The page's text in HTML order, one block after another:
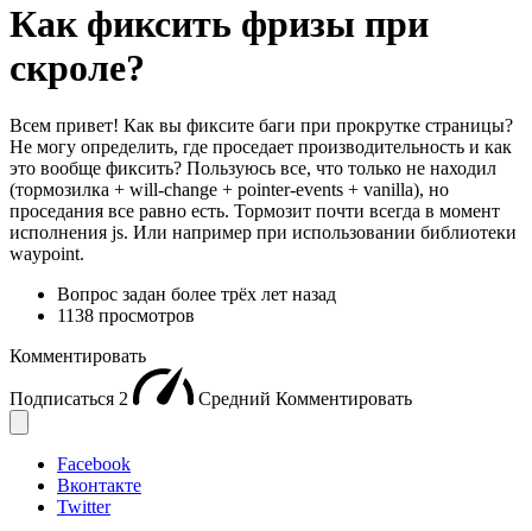
Как фиксить фризы при
скроле?
Всем привет! Как вы фиксите баги при прокрутке страницы?
Не могу определить, где проседает производительность и как
это вообще фиксить? Пользуюсь все, что только не находил
(тормозилка + will-change + pointer-events + vanilla), но
проседания все равно есть. Тормозит почти всегда в момент
исполнения js. Или например при использовании библиотеки
waypoint.
Вопрос задан более трёх лет назад
1138 просмотров
Комментировать
Подписаться 2 Средний Комментировать
Facebook
Вконтакте
Twitter